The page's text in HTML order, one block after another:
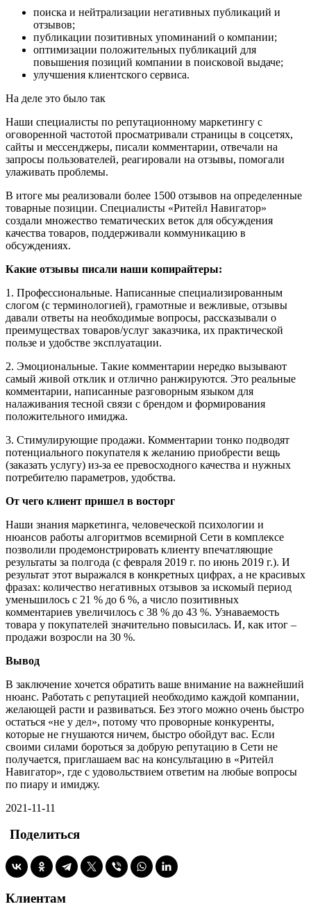
поиска и нейтрализации негативных публикаций и
отзывов;
публикации позитивных упоминаний о компании;
оптимизации положительных публикаций для
повышения позиций компании в поисковой выдаче;
улучшения клиентского сервиса.
На деле это было так
Наши специалисты по репутационному маркетингу с
оговоренной частотой просматривали страницы в соцсетях,
сайты и мессенджеры, писали комментарии, отвечали на
запросы пользователей, реагировали на отзывы, помогали
улаживать проблемы.
В итоге мы реализовали более 1500 отзывов на определенные
товарные позиции. Специалисты «Ритейл Навигатор»
создали множество тематических веток для обсуждения
качества товаров, поддерживали коммуникацию в
обсуждениях.
Какие отзывы писали наши копирайтеры:
1. Профессиональные. Написанные специализированным
слогом (с терминологией), грамотные и вежливые, отзывы
давали ответы на необходимые вопросы, рассказывали о
преимуществах товаров/услуг заказчика, их практической
пользе и удобстве эксплуатации.
2. Эмоциональные. Такие комментарии нередко вызывают
самый живой отклик и отлично ранжируются. Это реальные
комментарии, написанные разговорным языком для
налаживания тесной связи с брендом и формирования
положительного имиджа.
3. Стимулирующие продажи. Комментарии тонко подводят
потенциального покупателя к желанию приобрести вещь
(заказать услугу) из-за ее превосходного качества и нужных
потребителю параметров, удобства.
От чего клиент пришел в восторг
Наши знания маркетинга, человеческой психологии и
нюансов работы алгоритмов всемирной Сети в комплексе
позволили продемонстрировать клиенту впечатляющие
результаты за полгода (с февраля 2019 г. по июнь 2019 г.). И
результат этот выражался в конкретных цифрах, а не красивых
фразах: количество негативных отзывов за искомый период
уменьшилось с 21 % до 6 %, а число позитивных
комментариев увеличилось с 38 % до 43 %. Узнаваемость
товара у покупателей значительно повысилась. И, как итог –
продажи возросли на 30 %.
Вывод
В заключение хочется обратить ваше внимание на важнейший
нюанс. Работать с репутацией необходимо каждой компании,
желающей расти и развиваться. Без этого можно очень быстро
остаться «не у дел», потому что проворные конкуренты,
которые не гнушаются ничем, быстро обойдут вас. Если
своими силами бороться за добрую репутацию в Сети не
получается, приглашаем вас на консультацию в «Ритейл
Навигатор», где с удовольствием ответим на любые вопросы
по пиару и имиджу.
2021-11-11
Поделиться
Клиентам